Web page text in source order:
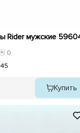
0
45
Купить